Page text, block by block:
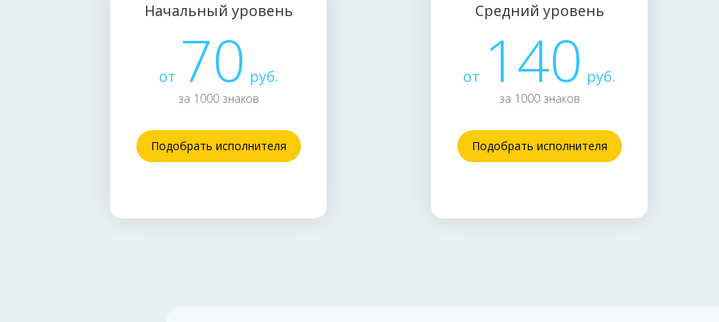
Начальный уровень
от 70 руб.
за 1000 знаков
Подобрать исполнителя
Средний уровень
от 140 руб.
за 1000 знаков
Подобрать исполнителя